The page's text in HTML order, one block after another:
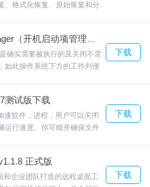
、格式化恢复、原始恢复和分
括BMP，GIF，PNG，
，DOCX，HTM，PDF，
。Coolmuster Data Recovery
确实需要被执行的及关闭不需
如此操作系统下方的工作列便
提供了有关条目的最佳概
下载体验。
下载
测试版下载
速软件，进程，用户可以关闭
运行速度。你可能并确保文件
下载
正式版
和企业团队打造的远程桌面工
下载